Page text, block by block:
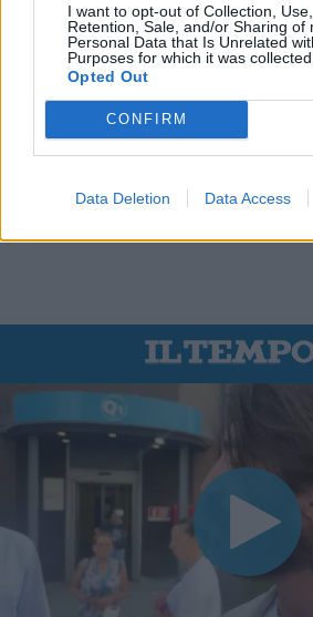
I want to opt-out of Collection, Use,
Retention, Sale, and/or Sharing of
Personal Data that Is Unrelated
Purposes for which it was collected.
Opted Out
CONFIRM
Data Deletion Data Access